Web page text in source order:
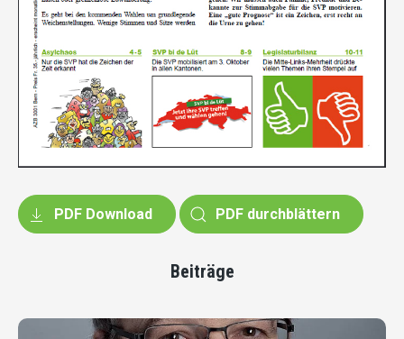
PDF Download PDF durchblättern
Beiträge